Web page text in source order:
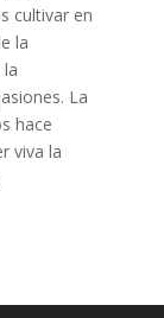
cultivar en
la
La
hace
viva la